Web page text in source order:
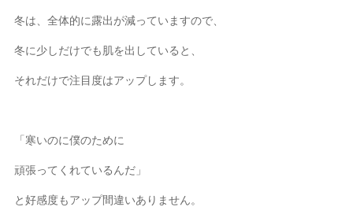
冬は、全体的に露出が減っていますので、
冬に少しだけでも肌を出していると、
それだけで注目度はアップします。
「寒いのに僕のために
頑張ってくれているんだ」
と好感度もアップ間違いありません。